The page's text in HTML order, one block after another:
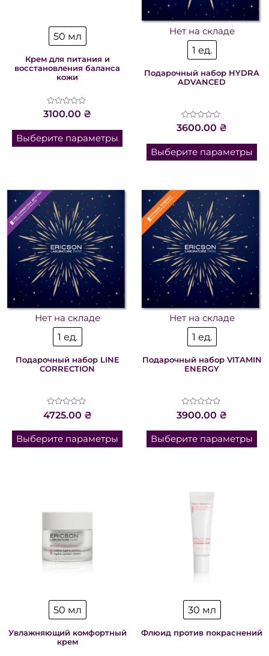
50 мл
Крем для питания и
восстановления баланса
кожи
Оценка
0
3100.00 ₴
Выберите параметры
Нет на складе
1 ед.
Подарочный набор HYDRA
ADVANCED
Оценка
0
3600.00 ₴
Выберите параметры
Нет на складе
1 ед.
Подарочный набор LINE
CORRECTION
Оценка
0
4725.00 ₴
Выберите параметры
Нет на складе
1 ед.
Подарочный набор VITAMIN
ENERGY
Оценка
0
3900.00 ₴
Выберите параметры
50 мл
Увлажняющий комфортный
крем
30 мл
Флюид против покраснений